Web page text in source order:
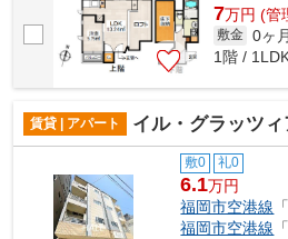
7万円 (管
敷金 0ヶ月
1階 /
賃貸 | アパート イル・グラッツ
敷0 礼0
6.1万円
福岡市空港線
福岡市空港線